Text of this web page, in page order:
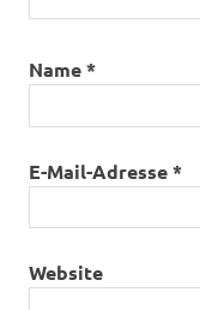
Name*
E-Mail-Adresse*
Website